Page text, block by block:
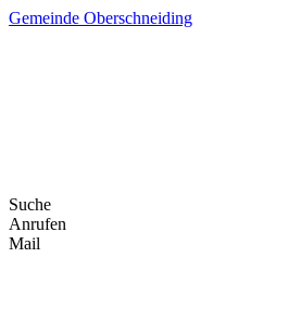
Skip
Gemeinde Oberschneiding
Suche
Anrufen
Mail